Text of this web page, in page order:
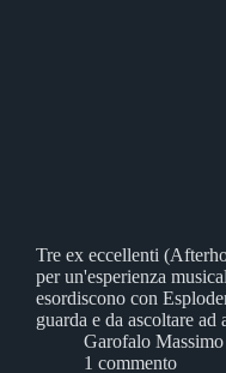
Tre ex eccellenti
per un'esperienza
esordiscono con
guarda e da ascoltare
Garofalo Massimo
1 commento